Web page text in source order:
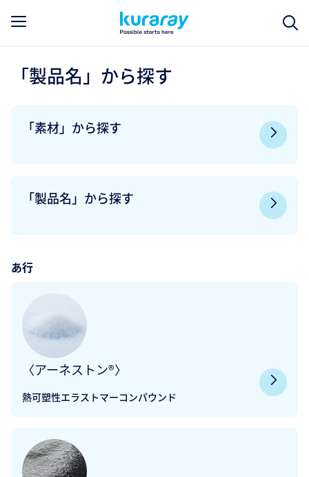
「製品名」から探す
「素材」から探す
「製品名」から探す
あ行
〈アーネストン®〉
熱可塑性エラストマーコンパウンド